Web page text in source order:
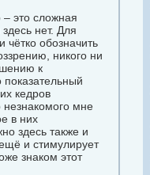
это сложная
нет. Для
чётко обозначить
никого ни
к
кедров
мне
в них
здесь также и
и стимулирует
знаком этот